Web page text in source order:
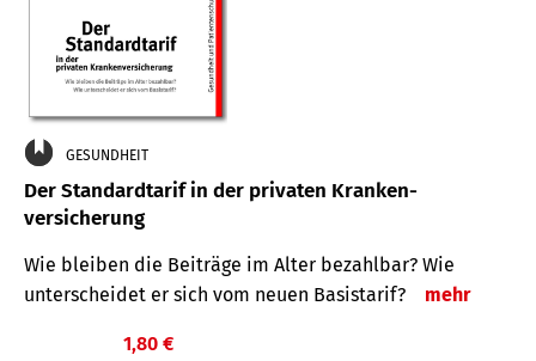
GESUNDHEIT
Der Standard­tarif in der privaten Kranken­
versicherung
Wie bleiben die Beiträge im Alter bezahlbar? Wie
unterscheidet er sich vom neuen Basistarif?
mehr
1,80 €